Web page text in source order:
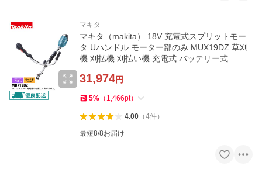
マキタ
マキタ（makita） 18V 充電式スプリットモー
タ Uハンドル モーター部のみ MUX19DZ 草刈
機 刈払機 刈払い機 充電式 バッテリー式
31,974円
5% （ 1,466pt）
4.00（4件）
最短8/8お届け